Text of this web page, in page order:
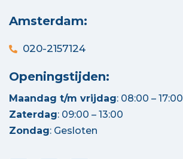
Amsterdam:
020-2157124
Openingstijden:
Maandag t/m vrijdag: 08:00 – 17:00
Zaterdag: 09:00 – 13:00
Zondag: Gesloten